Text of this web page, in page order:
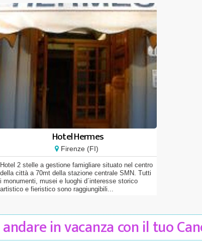
Hotel Hermes
Firenze (FI)
Hotel 2 stelle a gestione famigliare situato nel centro
della città a 70mt della stazione centrale SMN. Tutti
i monumenti, musei e luoghi d´interesse storico
artistico e fieristico sono raggiungibili...
in vacanza con il tuo